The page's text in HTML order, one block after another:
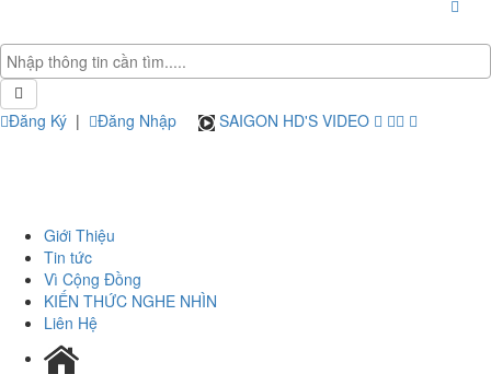
Đăng Ký | Đăng Nhập SAIGON HD'S VIDEO
Giới Thiệu
Tin tức
Vì Cộng Đồng
KIẾN THỨC NGHE NHÌN
Liên Hệ